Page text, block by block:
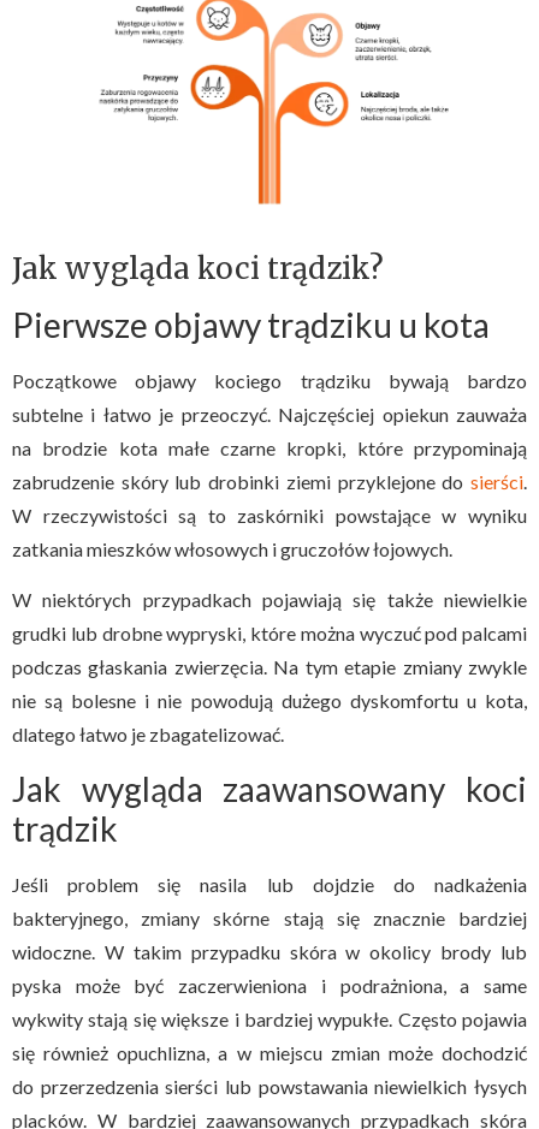
Jak wygląda koci trądzik?
Pierwsze objawy trądziku u kota
Początkowe objawy kociego trądziku bywają bardzo
subtelne i łatwo je przeoczyć. Najczęściej opiekun zauważa
na brodzie kota małe czarne kropki, które przypominają
zabrudzenie skóry lub drobinki ziemi przyklejone do sierści.
W rzeczywistości są to zaskórniki powstające w wyniku
zatkania mieszków włosowych i gruczołów łojowych.
W niektórych przypadkach pojawiają się także niewielkie
grudki lub drobne wypryski, które można wyczuć pod palcami
podczas głaskania zwierzęcia. Na tym etapie zmiany zwykle
nie są bolesne i nie powodują dużego dyskomfortu u kota,
dlatego łatwo je zbagatelizować.
Jak wygląda zaawansowany koci
trądzik
Jeśli problem się nasila lub dojdzie do nadkażenia
bakteryjnego, zmiany skórne stają się znacznie bardziej
widoczne. W takim przypadku skóra w okolicy brody lub
pyska może być zaczerwieniona i podrażniona, a same
wykwity stają się większe i bardziej wypukłe. Często pojawia
się również opuchlizna, a w miejscu zmian może dochodzić
do przerzedzenia sierści lub powstawania niewielkich łysych
placków. W bardziej zaawansowanych przypadkach skóra